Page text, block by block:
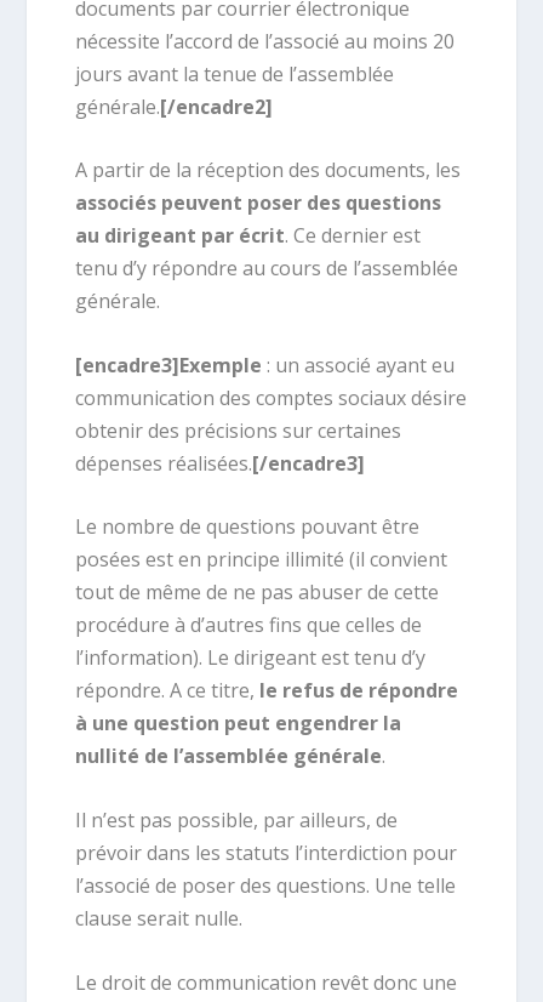
documents par courrier électronique
nécessite l’accord de l’associé au moins 20
jours avant la tenue de l’assemblée
générale.[/encadre2]
A partir de la réception des documents, les
associés peuvent poser des questions
au dirigeant par écrit. Ce dernier est
tenu d’y répondre au cours de l’assemblée
générale.
[encadre3]Exemple : un associé ayant eu
communication des comptes sociaux désire
obtenir des précisions sur certaines
dépenses réalisées.[/encadre3]
Le nombre de questions pouvant être
posées est en principe illimité (il convient
tout de même de ne pas abuser de cette
procédure à d’autres fins que celles de
l’information). Le dirigeant est tenu d’y
répondre. A ce titre, le refus de répondre
à une question peut engendrer la
nullité de l’assemblée générale.
Il n’est pas possible, par ailleurs, de
prévoir dans les statuts l’interdiction pour
l’associé de poser des questions. Une telle
clause serait nulle.
Le droit de communication revêt donc une